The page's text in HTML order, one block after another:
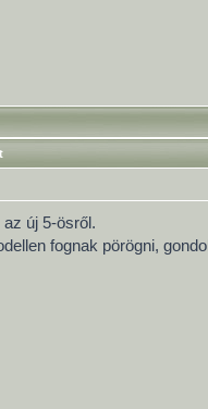
új 5-ösről.
fognak pörögni,